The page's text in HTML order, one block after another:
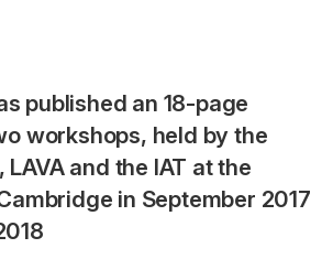
published an 18-page
workshops, held by the
LAVA and the IAT at the
in September 2017